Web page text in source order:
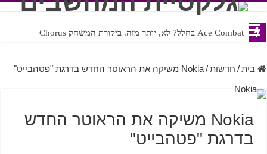
Ace Combat בחלל? לא, יותר מזה. ביקורת המשחק Chorus
בית / חדשות / Nokia משיקה את הראוטר החדש בדרגת "פטהבייט"
Nokia משיקה את הראוטר החדש
בדרגת "פטהבייט"